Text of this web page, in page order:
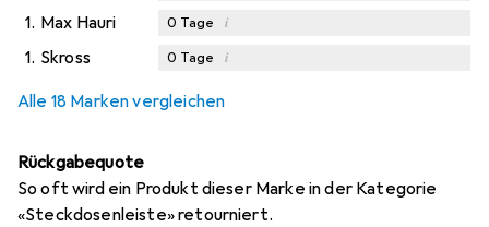
1. Max Hauri 0 Tage i
1. Skross 0 Tage i
Alle 18 Marken vergleichen
Rückgabequote
So oft wird ein Produkt dieser Marke in der Kategorie
«Steckdosenleiste» retourniert.